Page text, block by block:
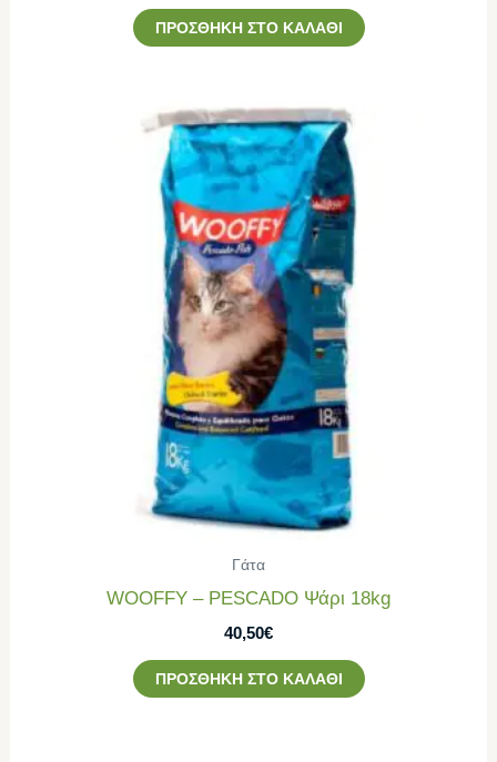
ΠΡΟΣΘΉΚΗ ΣΤΟ ΚΑΛΆΘΙ
Γάτα
WOOFFY – PESCADO Ψάρι 18kg
40,50€
ΠΡΟΣΘΉΚΗ ΣΤΟ ΚΑΛΆΘΙ